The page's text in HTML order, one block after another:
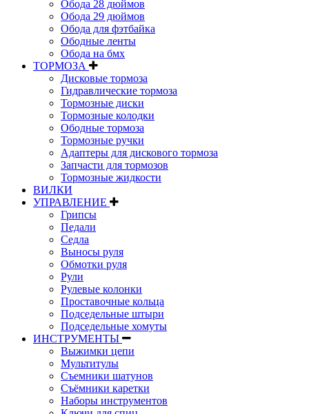
Обода 28 дюймов
Обода 29 дюймов
Обода для фэтбайка
Ободные ленты
Обода на бмх
ТОРМОЗА
Дисковые тормоза
Гидравлические тормоза
Тормозные диски
Тормозные колодки
Ободные тормоза
Тормозные ручки
Адаптеры для дискового тормоза
Запчасти для тормозов
Тормозные жидкости
ВИЛКИ
УПРАВЛЕНИЕ
Грипсы
Педали
Седла
Выносы руля
Обмотки руля
Рули
Рулевые колонки
Проставочные кольца
Подседельные штыри
Подседельные хомуты
ИНСТРУМЕНТЫ
Выжимки цепи
Мультитулы
Съемники шатунов
Съёмники каретки
Наборы инструментов